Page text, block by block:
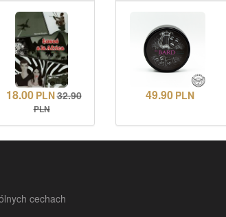
18.00 PLN32.90
PLN
49.90 PLN
cechach